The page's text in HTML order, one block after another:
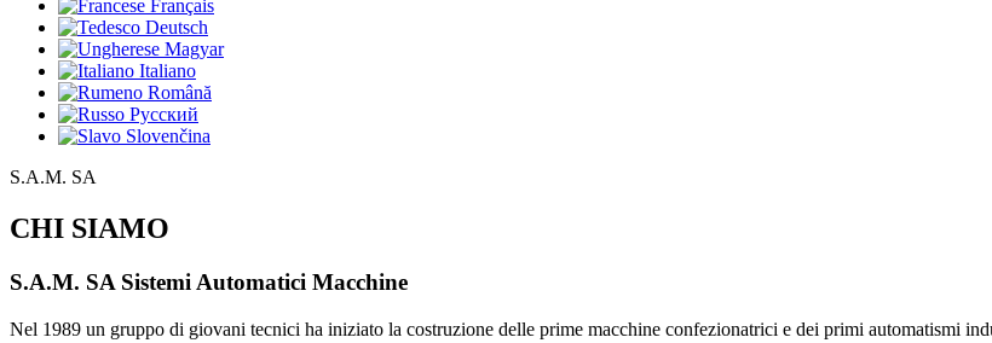
Français
Deutsch
Magyar
Italiano
Română
Русский
Slovenčina
S.A.M. SA
CHI SIAMO
S.A.M. SA Sistemi Automatici Macchine
Nel 1989 un gruppo di giovani tecnici ha iniziato la costruzione delle prime macchine confezionatrici e dei primi automatismi